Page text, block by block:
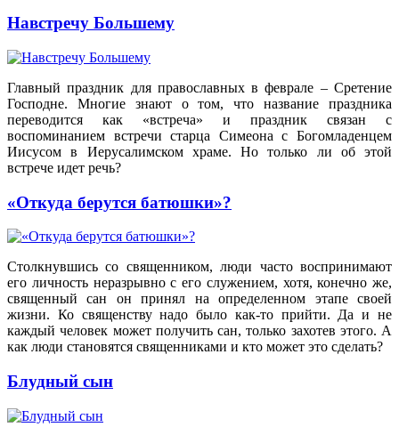
Навстречу Большему
Главный праздник для православных в феврале – Сретение
Господне. Многие знают о том, что название праздника
переводится как «встреча» и праздник связан с
воспоминанием встречи старца Симеона с Богомладенцем
Иисусом в Иерусалимском храме. Но только ли об этой
встрече идет речь?
«Откуда берутся батюшки»?
Столкнувшись со священником, люди часто воспринимают
его личность неразрывно с его служением, хотя, конечно же,
священный сан он принял на определенном этапе своей
жизни. Ко священству надо было как-то прийти. Да и не
каждый человек может получить сан, только захотев этого. А
как люди становятся священниками и кто может это сделать?
Блудный сын